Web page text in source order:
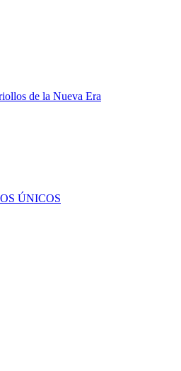
de la Nueva Era
ÚNICOS